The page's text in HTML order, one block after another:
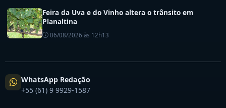
Feira da Uva e do Vinho altera o trânsito em
Planaltina
06/08/2026 às 12h13
WhatsApp Redação
+55 (61) 9 9929-1587